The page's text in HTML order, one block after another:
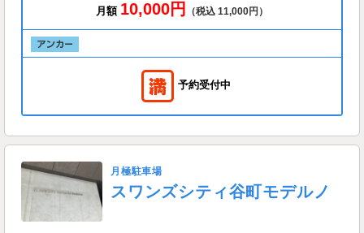
月額 10,000円 （税込 11,000円）
予約受付中
月極駐車場
スワンズシティ谷町モデルノ